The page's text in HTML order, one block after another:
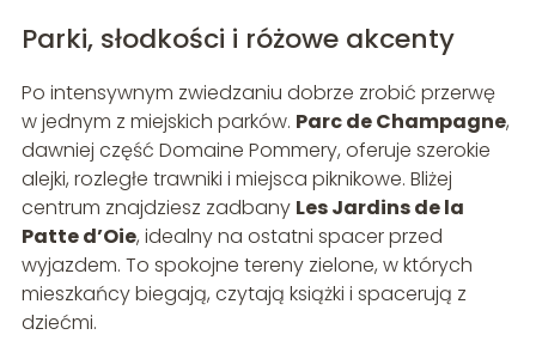
Parki, słodkości i różowe akcenty
Po intensywnym zwiedzaniu dobrze zrobić przerwę
w jednym z miejskich parków. Parc de Champagne,
dawniej część Domaine Pommery, oferuje szerokie
alejki, rozległe trawniki i miejsca piknikowe. Bliżej
centrum znajdziesz zadbany Les Jardins de la
Patte d’Oie, idealny na ostatni spacer przed
wyjazdem. To spokojne tereny zielone, w których
mieszkańcy biegają, czytają książki i spacerują z
dziećmi.